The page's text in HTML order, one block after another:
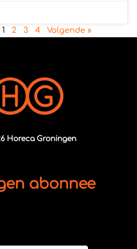
1 2 3 4 Volgende »
Horeca Groningen
abonnee